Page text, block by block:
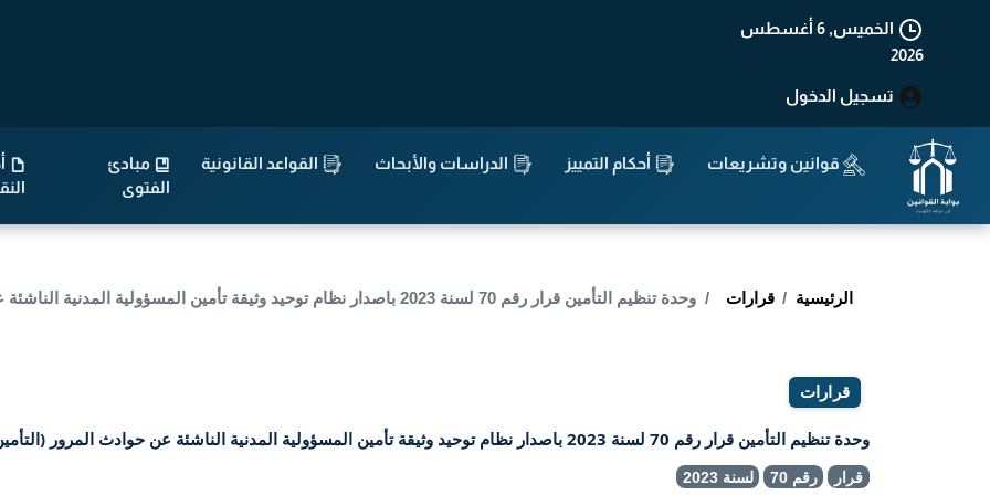
الخميس, 6 أغسطس
2026
تسجيل الدخول
قوانين وتشريعات أحكام التمييز الدراسات والأبحاث القواعد القانونية
مبادئ
الفتوى
الرئيسية قرارات وحدة تنظيم التأمين قرار رقم 70 لسنة 2023 باصدار نظام توحيد وثيقة تأمين المسؤولية المدنية الناشئة عن حوادث المرور (التأمين الاجباري للمركبات)
قرارات
وحدة تنظيم التأمين قرار رقم 70 لسنة 2023 باصدار نظام توحيد وثيقة تأمين المسؤولية المدنية الناشئة عن حوادث المرور (التأمين الاجباري للمركبات)
قرار رقم 70 لسنة 2023